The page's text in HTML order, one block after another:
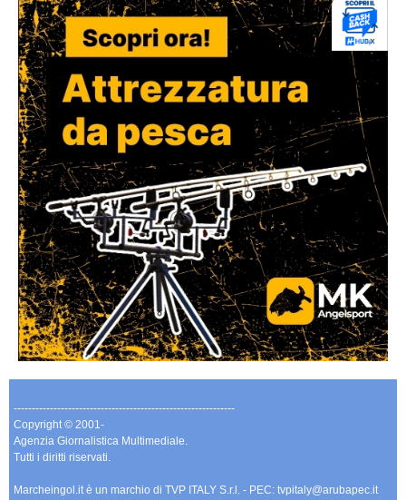
-------------------------------------------------------------
Copyright © 2001-
Agenzia Giornalistica Multimediale.
Tutti i diritti riservati.
Marcheingol.it è un marchio di TVP ITALY S.r.l. - PEC: tvpitaly@arubapec.it